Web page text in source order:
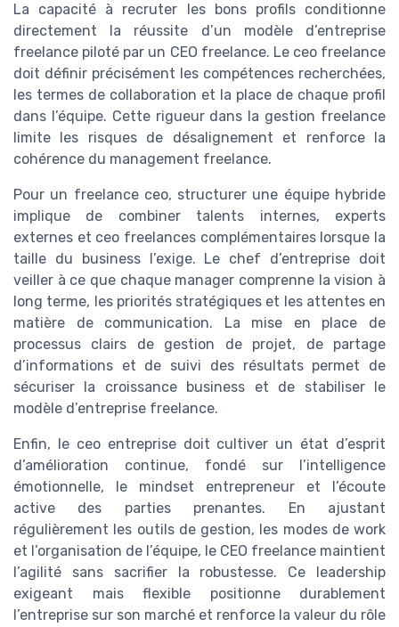
La capacité à recruter les bons profils conditionne
directement la réussite d’un modèle d’entreprise
freelance piloté par un CEO freelance. Le ceo freelance
doit définir précisément les compétences recherchées,
les termes de collaboration et la place de chaque profil
dans l’équipe. Cette rigueur dans la gestion freelance
limite les risques de désalignement et renforce la
cohérence du management freelance.
Pour un freelance ceo, structurer une équipe hybride
implique de combiner talents internes, experts
externes et ceo freelances complémentaires lorsque la
taille du business l’exige. Le chef d’entreprise doit
veiller à ce que chaque manager comprenne la vision à
long terme, les priorités stratégiques et les attentes en
matière de communication. La mise en place de
processus clairs de gestion de projet, de partage
d’informations et de suivi des résultats permet de
sécuriser la croissance business et de stabiliser le
modèle d’entreprise freelance.
Enfin, le ceo entreprise doit cultiver un état d’esprit
d’amélioration continue, fondé sur l’intelligence
émotionnelle, le mindset entrepreneur et l’écoute
active des parties prenantes. En ajustant
régulièrement les outils de gestion, les modes de work
et l’organisation de l’équipe, le CEO freelance maintient
l’agilité sans sacrifier la robustesse. Ce leadership
exigeant mais flexible positionne durablement
l’entreprise sur son marché et renforce la valeur du rôle